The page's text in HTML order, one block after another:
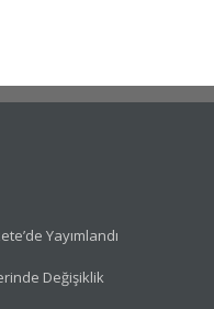
Yayımlandı
Değişiklik